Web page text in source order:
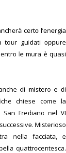
certo l’energia
tour guidati oppure
le mura è quasi
di mistero e di
chiese come la
Frediano nel VI
Misterioso
nella facciata, e
quattrocentesca.